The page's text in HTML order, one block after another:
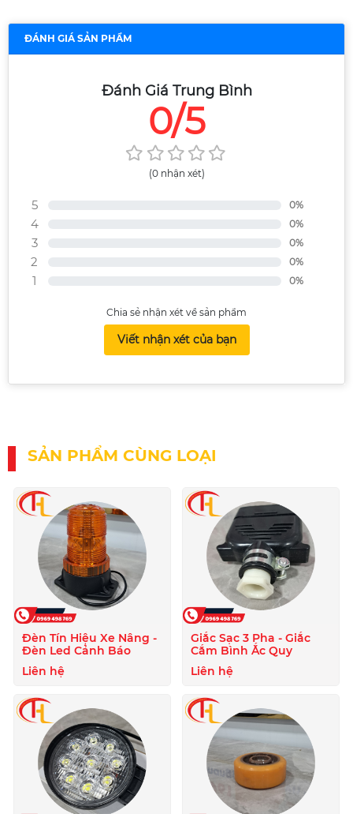
ĐÁNH GIÁ SẢN PHẨM
Đánh Giá Trung Bình
0/5
(0 nhận xét)
5 0%
4 0%
3 0%
2 0%
1 0%
Chia sẻ nhận xét về sản phẩm
Viết nhận xét của bạn
SẢN PHẨM CÙNG LOẠI
Đèn Tín Hiệu Xe Nâng -
Đèn Led Cảnh Báo
Liên hệ
Giắc Sạc 3 Pha - Giắc
Cắm Bình Ắc Quy
Liên hệ